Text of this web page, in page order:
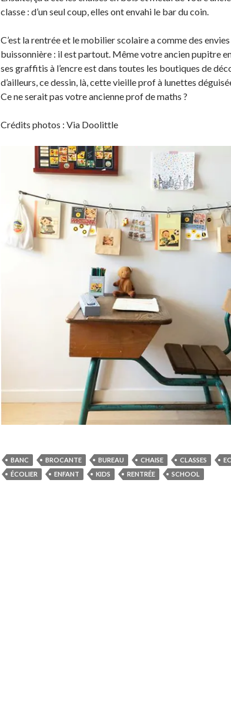
classe : d’un seul coup, elles ont envahi le bar du coin.
C’est la rentrée et le mobilier scolaire a comme des envies
buissonnière : il est partout. Même votre ancien pupitre
ses graffitis à l’encre est dans toutes les boutiques de
d’ailleurs, ce dessin, là, cette vieille prof à lunettes
Ce ne serait pas votre ancienne prof de maths ?
Crédits photos : Via Doolittle
BANC BROCANTE BUREAU CHAISE CLASSES
ÉCOLIER
ENFANT KIDS RENTRÉE SCHOOL